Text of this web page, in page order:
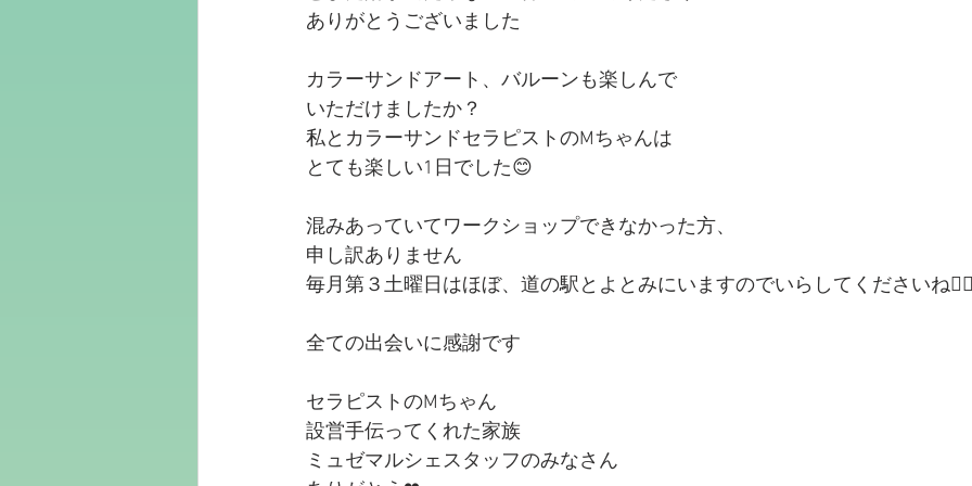
ありがとうございました
カラーサンドアート、バルーンも楽しんで
いただけましたか？
私とカラーサンドセラピストのMちゃんは
とても楽しい1日でした😊
混みあっていてワークショップできなかった方、
申し訳ありません
毎月第３土曜日はほぼ、道の駅とよとみにいますのでいらしてくださいね
全ての出会いに感謝です
セラピストのMちゃん
設営手伝ってくれた家族
ミュゼマルシェスタッフのみなさん